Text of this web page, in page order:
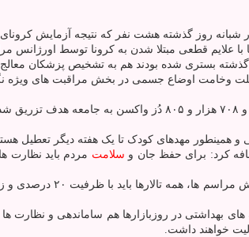
روز گذشته هشت نفر که نتیجه آزمایش کرونای
همینطور مهدهای کودک تا یک هفته دیگر تعطیل
کرد: برای حفظ جان و سلامت مردم باید نظارت
وی افزود: گیم نت ها و
بهداشتی در روزبازارها هم ساماندهی و نظارت ها
خواهند داشت.